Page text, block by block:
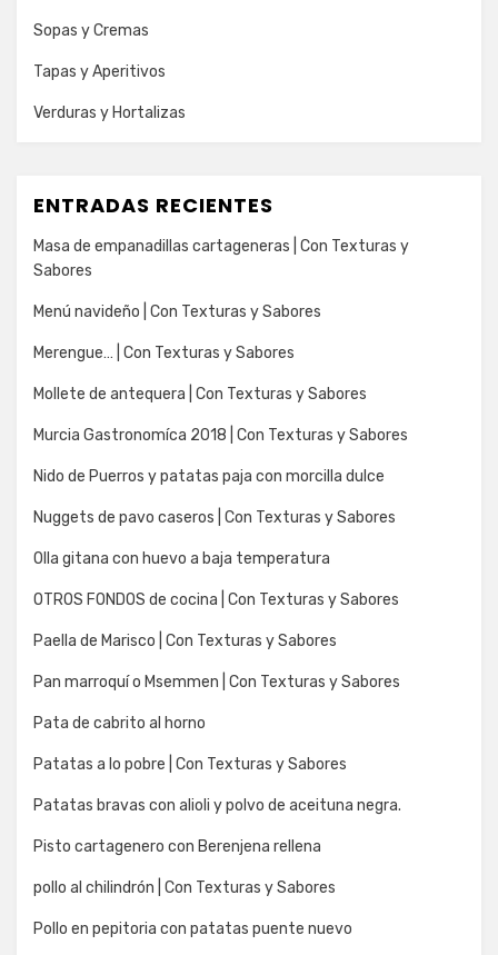
Sopas y Cremas
Tapas y Aperitivos
Verduras y Hortalizas
ENTRADAS RECIENTES
Masa de empanadillas cartageneras | Con Texturas y
Sabores
Menú navideño | Con Texturas y Sabores
Merengue… | Con Texturas y Sabores
Mollete de antequera | Con Texturas y Sabores
Murcia Gastronomíca 2018 | Con Texturas y Sabores
Nido de Puerros y patatas paja con morcilla dulce
Nuggets de pavo caseros | Con Texturas y Sabores
Olla gitana con huevo a baja temperatura
OTROS FONDOS de cocina | Con Texturas y Sabores
Paella de Marisco | Con Texturas y Sabores
Pan marroquí o Msemmen | Con Texturas y Sabores
Pata de cabrito al horno
Patatas a lo pobre | Con Texturas y Sabores
Patatas bravas con alioli y polvo de aceituna negra.
Pisto cartagenero con Berenjena rellena
pollo al chilindrón | Con Texturas y Sabores
Pollo en pepitoria con patatas puente nuevo